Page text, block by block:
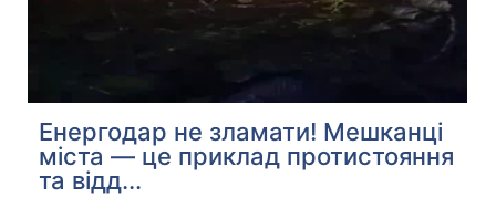
Енергодар не зламати! Мешканці
міста — це приклад протистояння
та відд...